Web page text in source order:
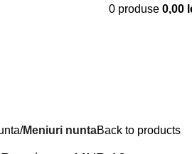
0 produse 0,00
Meniuri nuntaBack to products